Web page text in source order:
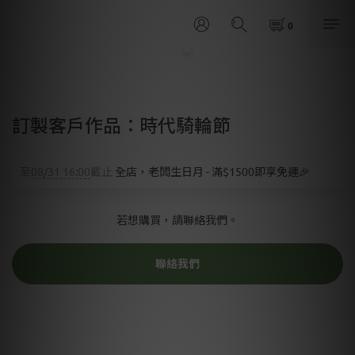
訂製客戶作品：時代騎輪節
08/31 16:00截止 全店，老闆生日月 - 滿$1500即享免運🎉
若想購買，請聯絡我們。
聯絡我們